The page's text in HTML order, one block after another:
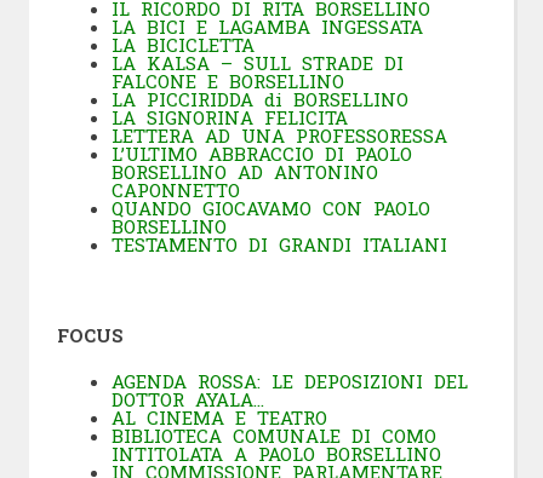
IL RICORDO DI RITA BORSELLINO
LA BICI E LAGAMBA INGESSATA
LA BICICLETTA
LA KALSA – SULL STRADE DI
FALCONE E BORSELLINO
LA PICCIRIDDA di BORSELLINO
LA SIGNORINA FELICITA
LETTERA AD UNA PROFESSORESSA
L’ULTIMO ABBRACCIO DI PAOLO
BORSELLINO AD ANTONINO
CAPONNETTO
QUANDO GIOCAVAMO CON PAOLO
BORSELLINO
TESTAMENTO DI GRANDI ITALIANI
FOCUS
AGENDA ROSSA: LE DEPOSIZIONI DEL
DOTTOR AYALA…
AL CINEMA E TEATRO
BIBLIOTECA COMUNALE DI COMO
INTITOLATA A PAOLO BORSELLINO
IN COMMISSIONE PARLAMENTARE